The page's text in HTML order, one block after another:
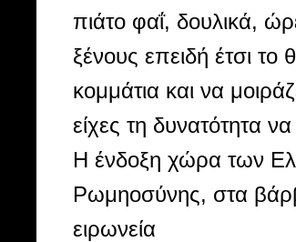
πιάτο φαΐ, δουλικά,
ξένους επειδή έτσι
κομμάτια και να
είχες τη δυνατότητα να
Η ένδοξη χώρα των
Ρωμηοσύνης, στα
ειρωνεία